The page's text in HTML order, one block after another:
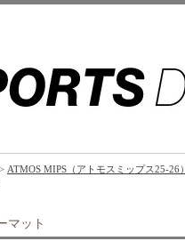
> ATMOS MIPS（アトモスミップス25-26）
マット